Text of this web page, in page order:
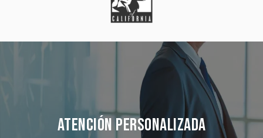
Atención Personalizada